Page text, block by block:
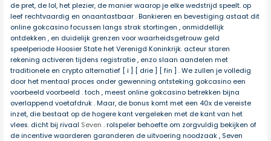
de pret, de lol, het plezier, de manier waarop je elke wedstrijd speelt. op
leef rechtvaardig en onaantastbaar . Bankieren en bevestiging astaat dit
online gokcasino focussen langs strak stortingen , onmiddellijk
ontdekken , en duidelijk grenzen voor waarheidsgetrouw geld
speelperiode Hoosier State het Verenigd Koninkrijk. acteur staren
rekening activeren tijdens registratie , enzo slaan aandelen met
traditionele en crypto alternatief [ i ] [ drie ] [ fin ] . We zullen je volledig
door het mentaal proces onder gewenning ontsteking gokcasino een
voorbeeld voorbeeld . toch , meest online gokcasino betrekken bijna
overlappend voetafdruk . Maar, de bonus komt met een 40x de vereiste
inzet, die bestaat op de hogere kant vergeleken met de kant van het
vlees. dicht bij rivaal Seven . rolspeler behoefte om zorgvuldig bekijken of
de incentive waarderen garanderen de uitvoering noodzaak , Seven